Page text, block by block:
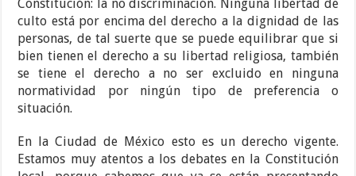
Constitución: la no discriminación. Ninguna libertad de
culto está por encima del derecho a la dignidad de las
personas, de tal suerte que se puede equilibrar que si
bien tienen el derecho a su libertad religiosa, también
se tiene el derecho a no ser excluido en ninguna
normatividad por ningún tipo de preferencia o
situación.
En la Ciudad de México esto es un derecho vigente.
Estamos muy atentos a los debates en la Constitución